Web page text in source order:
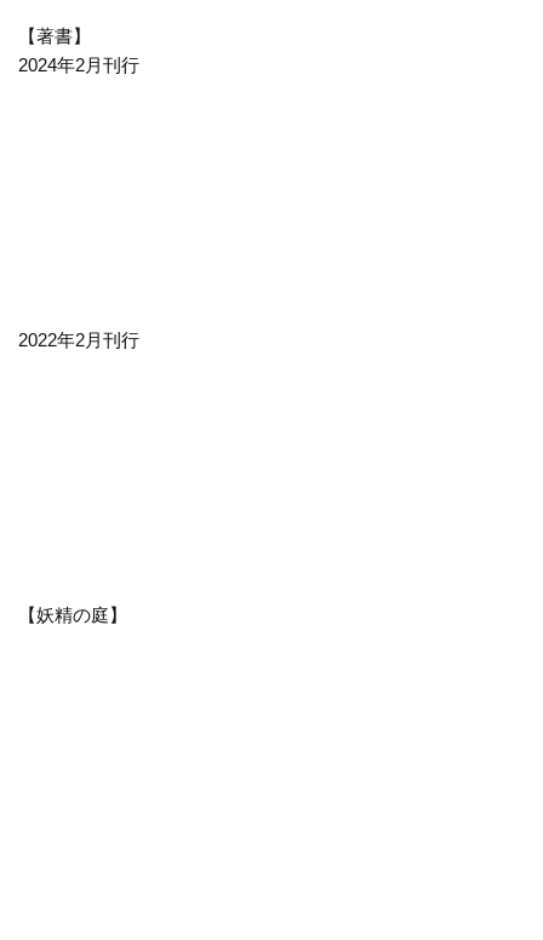
【著書】
2024年2月刊行
2022年2月刊行
【妖精の庭】